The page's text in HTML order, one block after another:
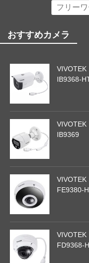
おすすめカメラ
VIVOTEK
IB9368-
VIVOTEK
IB9369
VIVOTEK
FE9380-
VIVOTEK
FD9368-